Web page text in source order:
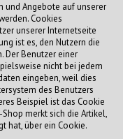
und Angebote auf unserer
Cookies
unserer Internetseite
ist es, den Nutzern die
Der Benutzer einer
nicht bei jedem
eingeben, weil dies
des Benutzers
Beispiel ist das Cookie
merkt sich die Artikel,
hat, über ein Cookie.